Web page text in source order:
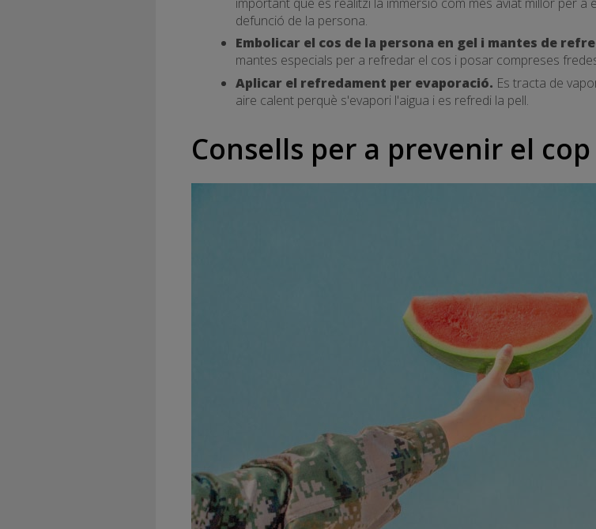
defunció de la persona.
Embolicar el cos de la persona en gel i mantes de
mantes especials per a refredar el cos i posar compreses
Aplicar el refredament per evaporació. Es tracta de
aire calent perquè s'evapori l'aigua i es refredi la pell.
Consells per a prevenir el